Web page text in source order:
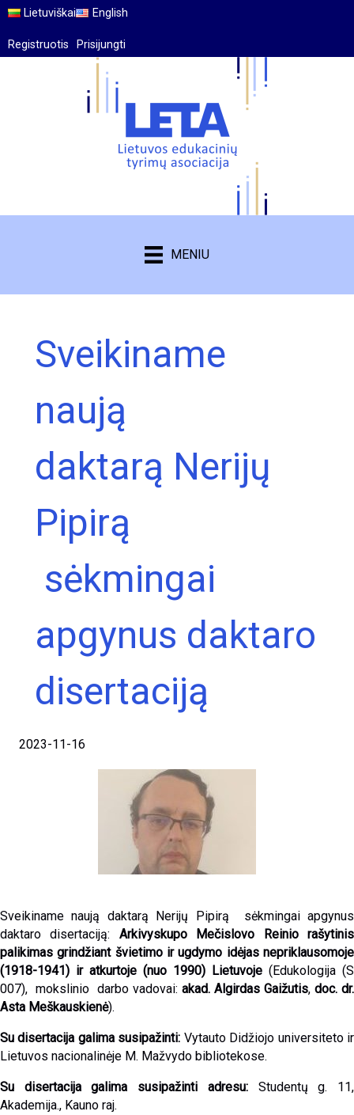
Lietuviškai English
Registruotis Prisijungti
MENIU
Sveikiname
naują
daktarą Nerijų
Pipirą
sėkmingai
apgynus daktaro
disertaciją
2023-11-16
Sveikiname naują daktarą Nerijų Pipirą sėkmingai apgynus
daktaro disertaciją: Arkivyskupo Mečislovo Reinio rašytinis
palikimas grindžiant švietimo ir ugdymo idėjas nepriklausomoje
(1918-1941) ir atkurtoje (nuo 1990) Lietuvoje (Edukologija (S
007), mokslinio darbo vadovai: akad. Algirdas Gaižutis, doc. dr.
Asta Meškauskienė).
Su disertacija galima susipažinti: Vytauto Didžiojo universiteto ir
Lietuvos nacionalinėje M. Mažvydo bibliotekose.
Su disertacija galima susipažinti adresu: Studentų g. 11,
Akademija., Kauno raj.